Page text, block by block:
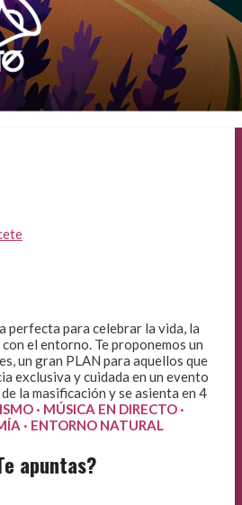
perfecta para celebrar la vida, la
el entorno. Te proponemos un
un gran PLAN para aquellos que
exclusiva y cuidada en un evento
la masificación y se asienta en 4
· MÚSICA EN DIRECTO ·
· ENTORNO NATURAL
apuntas?